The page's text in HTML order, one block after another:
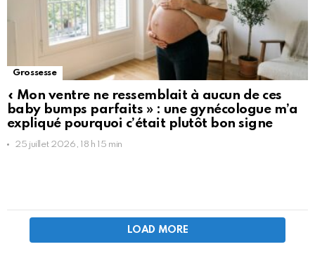
Grossesse
« Mon ventre ne ressemblait à aucun de ces
baby bumps parfaits » : une gynécologue m’a
expliqué pourquoi c’était plutôt bon signe
25 juillet 2026, 18 h 15 min
LOAD MORE